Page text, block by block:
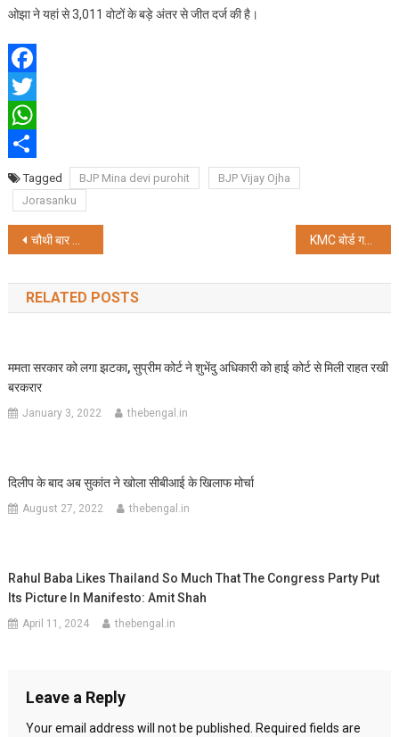
ओझा ने यहां से 3,011 वोटों के बड़े अंतर से जीत दर्ज की है।
Facebook
Twitter
WhatsApp
ShareTagged BJP Mina devi purohit
BJP Vijay Ojha
Jorasanku
Post
navigation
चौथी बार जीते कांग्रेस प्रार्थी संतोष पाठक KMC बोर्ड गठन 23 के बाद, दोबारा मेयर बन सकते हैं फिरहाद
RELATED POSTS
ममता सरकार को लगा झटका, सुप्रीम कोर्ट ने शुभेंदु अधिकारी को हाई कोर्ट से मिली राहत रखी
बरकरार
January 3, 2022 thebengal.in
दिलीप के बाद अब सुकांत ने खोला सीबीआई के खिलाफ मोर्चा
August 27, 2022 thebengal.in
Rahul Baba Likes Thailand So Much That The Congress Party Put
Its Picture In Manifesto: Amit Shah
April 11, 2024 thebengal.in
Leave a Reply
Your email address will not be published.
Required fields are